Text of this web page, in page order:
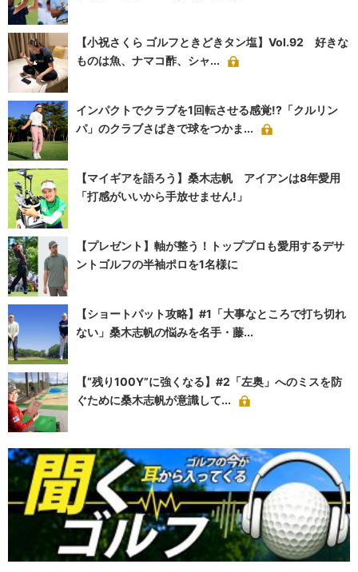
【小祝さくら ゴルフときどきタン塩】Vol.92 好きな
ものは魚、ナマコ酢、シャ...
インパクトでクラブを1回転させる感覚!?「クルリン
パ」のクラブさばきで球をつかま...
【マイギアを語ろう】桑木志帆 アイアンは8年愛用
「打感がいいから手放せません!」
【プレゼント】軸が整う！トッププロも愛用するデサ
ントゴルフの半袖ポロを1名様に
【ショートパット攻略】#1「大事なところで打ち切れ
ない」桑木志帆の悩みを名手・藤...
【“残り100Y”に強くなる】#2「左奥」へのミスを防
ぐために桑木志帆が意識して...